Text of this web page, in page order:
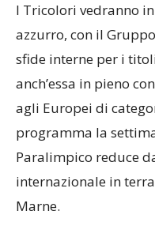
I Tricolori vedranno
azzurro, con il
sfide interne per i
anch’essa in pieno
agli Europei di
programma la
Paralimpico reduce
internazionale in
Marne.